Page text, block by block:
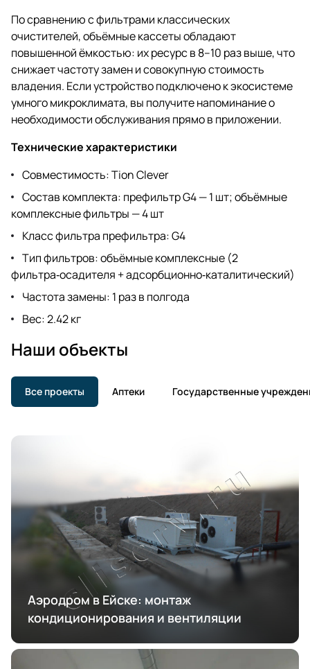
По сравнению с фильтрами классических
очистителей, объёмные кассеты обладают
повышенной ёмкостью: их ресурс в 8–10 раз выше, что
снижает частоту замен и совокупную стоимость
владения. Если устройство подключено к экосистеме
умного микроклимата, вы получите напоминание о
необходимости обслуживания прямо в приложении.
Технические характеристики
Совместимость: Tion Clever
Состав комплекта: префильтр G4 — 1 шт; объёмные
комплексные фильтры — 4 шт
Класс фильтра префильтра: G4
Тип фильтров: объёмные комплексные (2
фильтра‑осадителя + адсорбционно‑каталитический)
Частота замены: 1 раз в полгода
Вес: 2.42 кг
Наши объекты
Все проекты Аптеки Государственные
Аэродром в Ейске: монтаж
кондиционирования и вентиляции